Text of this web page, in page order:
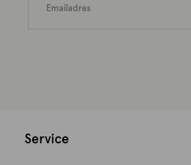
Service